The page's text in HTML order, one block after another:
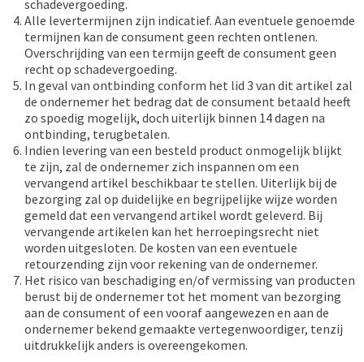
schadevergoeding.
Alle levertermijnen zijn indicatief. Aan eventuele genoemde
termijnen kan de consument geen rechten ontlenen.
Overschrijding van een termijn geeft de consument geen
recht op schadevergoeding.
In geval van ontbinding conform het lid 3 van dit artikel zal
de ondernemer het bedrag dat de consument betaald heeft
zo spoedig mogelijk, doch uiterlijk binnen 14 dagen na
ontbinding, terugbetalen.
Indien levering van een besteld product onmogelijk blijkt
te zijn, zal de ondernemer zich inspannen om een
vervangend artikel beschikbaar te stellen. Uiterlijk bij de
bezorging zal op duidelijke en begrijpelijke wijze worden
gemeld dat een vervangend artikel wordt geleverd. Bij
vervangende artikelen kan het herroepingsrecht niet
worden uitgesloten. De kosten van een eventuele
retourzending zijn voor rekening van de ondernemer.
Het risico van beschadiging en/of vermissing van producten
berust bij de ondernemer tot het moment van bezorging
aan de consument of een vooraf aangewezen en aan de
ondernemer bekend gemaakte vertegenwoordiger, tenzij
uitdrukkelijk anders is overeengekomen.